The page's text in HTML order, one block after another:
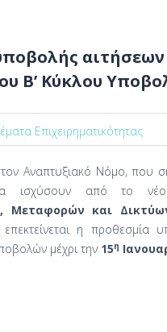
Β’ Κύκλου
Επιχειρηματικότητας
Αναπτυξιακό Νόμο, που
να ισχύσουν από το
Μεταφορών και
η προθεσμία
μέχρι την 15η